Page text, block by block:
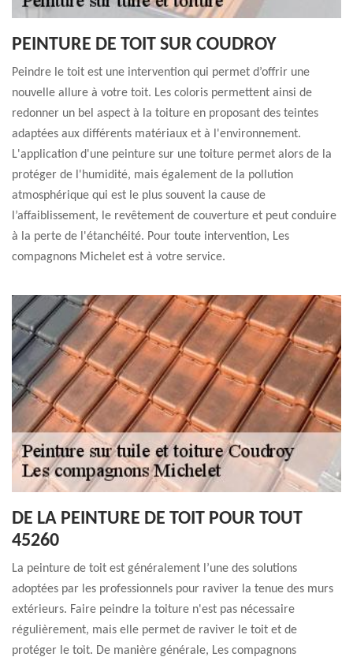
PEINTURE DE TOIT SUR COUDROY
Peindre le toit est une intervention qui permet d’offrir une
nouvelle allure à votre toit. Les coloris permettent ainsi de
redonner un bel aspect à la toiture en proposant des teintes
adaptées aux différents matériaux et à l'environnement.
L'application d'une peinture sur une toiture permet alors de la
protéger de l'humidité, mais également de la pollution
atmosphérique qui est le plus souvent la cause de
l’affaiblissement, le revêtement de couverture et peut conduire
à la perte de l'étanchéité. Pour toute intervention, Les
compagnons Michelet est à votre service.
DE LA PEINTURE DE TOIT POUR TOUT
45260
La peinture de toit est généralement l’une des solutions
adoptées par les professionnels pour raviver la tenue des murs
extérieurs. Faire peindre la toiture n'est pas nécessaire
régulièrement, mais elle permet de raviver le toit et de
protéger le toit. De manière générale, Les compagnons